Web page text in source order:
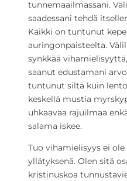
tunnemaailmassani.
saadessani tehdä
Kaikki on tuntunut
auringonpaisteelta.
synkkää
saanut edustamani
tuntunut siltä kuin
keskellä mustia
uhkaavaa rajuilmaa
salama iskee.
Tuo vihamielisyys ei
yllätyksenä. Olen sitä
kristinuskoa